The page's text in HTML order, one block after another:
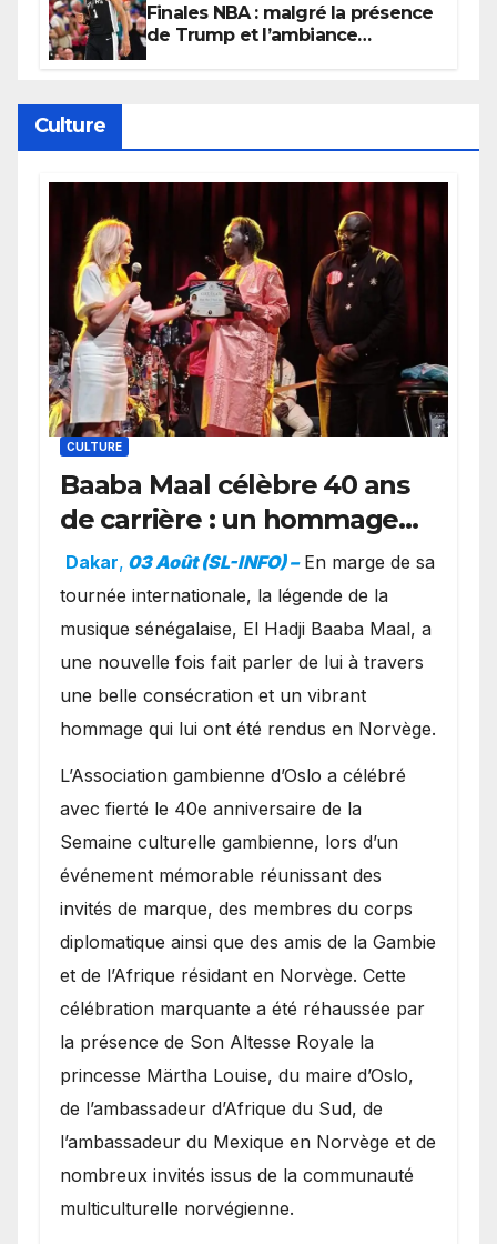
Finales NBA : malgré la présence
de Trump et l’ambiance
Culture
CULTURE
Baaba Maal célèbre 40 ans
de carrière : un hommage
exceptionnel à Oslo en
présence de la famille
royale.
Dakar, 03 Août (SL-INFO) – ​En marge de sa
tournée internationale, la légende de la
musique sénégalaise, El Hadji Baaba Maal, a
une nouvelle fois fait parler de lui à travers
une belle consécration et un vibrant
hommage qui lui ont été rendus en Norvège.
​L’Association gambienne d’Oslo a célébré
avec fierté le 40e anniversaire de la
Semaine culturelle gambienne, lors d’un
événement mémorable réunissant des
invités de marque, des membres du corps
diplomatique ainsi que des amis de la Gambie
et de l’Afrique résidant en Norvège. Cette
célébration marquante a été réhaussée par
la présence de Son Altesse Royale la
princesse Märtha Louise, du maire d’Oslo,
de l’ambassadeur d’Afrique du Sud, de
l’ambassadeur du Mexique en Norvège et de
nombreux invités issus de la communauté
multiculturelle norvégienne.